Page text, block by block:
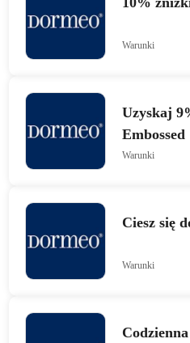
Warunki
Uzyskaj
Embossed
Warunki
Ciesz się
Warunki